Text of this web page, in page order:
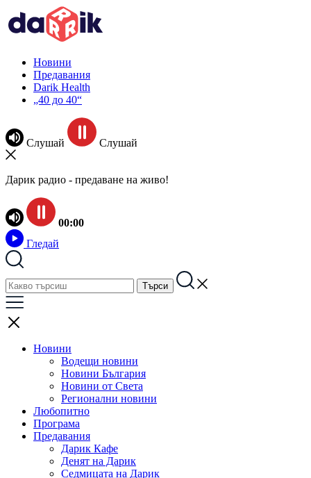
Новини
Предавания
Darik Health
„40 до 40“
Слушай Слушай
Дарик радио - предаване на живо!
00:00
Гледай
Новини
Водещи новини
Новини България
Новини от Света
Регионални новини
Любопитно
Програма
Предавания
Дарик Кафе
Денят на Дарик
Седмицата на Дарик